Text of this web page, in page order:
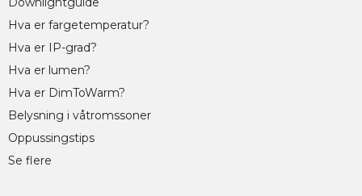
Hva er fargetemperatur?
Hva er IP-grad?
Hva er lumen?
Hva er DimToWarm?
Belysning i våtromssoner
Oppussingstips
Se flere